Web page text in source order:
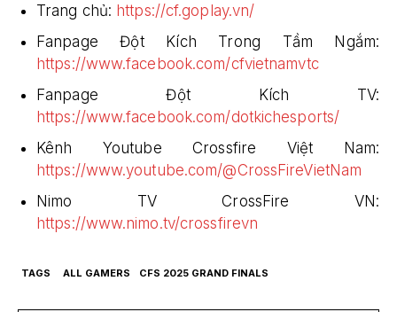
Trang chủ: https://cf.goplay.vn/
Fanpage Đột Kích Trong Tầm Ngắm:
https://www.facebook.com/cfvietnamvtc
Fanpage Đột Kích TV:
https://www.facebook.com/dotkichesports/
Kênh Youtube Crossfire Việt Nam:
https://www.youtube.com/@CrossFireVietNam
Nimo TV CrossFire VN:
https://www.nimo.tv/crossfirevn
TAGS ALL GAMERS CFS 2025 GRAND FINALS